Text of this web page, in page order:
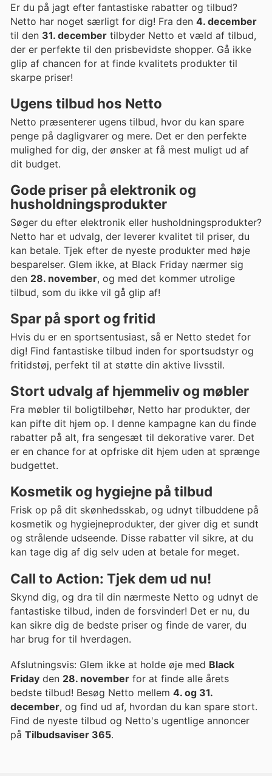
Er du på jagt efter fantastiske rabatter og tilbud?
Netto har noget særligt for dig! Fra den 4. december
til den 31. december tilbyder Netto et væld af tilbud,
der er perfekte til den prisbevidste shopper. Gå ikke
glip af chancen for at finde kvalitets produkter til
skarpe priser!
Ugens tilbud hos Netto
Netto præsenterer ugens tilbud, hvor du kan spare
penge på dagligvarer og mere. Det er den perfekte
mulighed for dig, der ønsker at få mest muligt ud af
dit budget.
Gode priser på elektronik og
husholdningsprodukter
Søger du efter elektronik eller husholdningsprodukter?
Netto har et udvalg, der leverer kvalitet til priser, du
kan betale. Tjek efter de nyeste produkter med høje
besparelser. Glem ikke, at Black Friday nærmer sig
den 28. november, og med det kommer utrolige
tilbud, som du ikke vil gå glip af!
Spar på sport og fritid
Hvis du er en sportsentusiast, så er Netto stedet for
dig! Find fantastiske tilbud inden for sportsudstyr og
fritidstøj, perfekt til at støtte din aktive livsstil.
Stort udvalg af hjemmeliv og møbler
Fra møbler til boligtilbehør, Netto har produkter, der
kan pifte dit hjem op. I denne kampagne kan du finde
rabatter på alt, fra sengesæt til dekorative varer. Det
er en chance for at opfriske dit hjem uden at sprænge
budgettet.
Kosmetik og hygiejne på tilbud
Frisk op på dit skønhedsskab, og udnyt tilbuddene på
kosmetik og hygiejneprodukter, der giver dig et sundt
og strålende udseende. Disse rabatter vil sikre, at du
kan tage dig af dig selv uden at betale for meget.
Call to Action: Tjek dem ud nu!
Skynd dig, og dra til din nærmeste Netto og udnyt de
fantastiske tilbud, inden de forsvinder! Det er nu, du
kan sikre dig de bedste priser og finde de varer, du
har brug for til hverdagen.
Afslutningsvis: Glem ikke at holde øje med Black
Friday den 28. november for at finde alle årets
bedste tilbud! Besøg Netto mellem 4. og 31.
december, og find ud af, hvordan du kan spare stort.
Find de nyeste tilbud og Netto's ugentlige annoncer
på Tilbudsaviser 365.